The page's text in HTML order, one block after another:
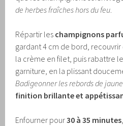
de herbes fraîches hors du feu
Répartir les champignons
gardant 4 cm de bord, recouvrir
la crème en filet, puis rabattre
garniture, en la plissant
Badigeonner les rebords de
finition brillante et
Enfourner pour30 à 35 minutes